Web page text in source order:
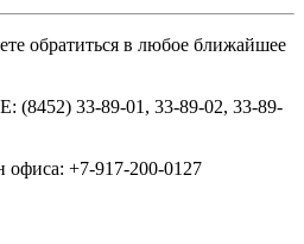
обратиться в любое ближайшее
33-89-01, 33-89-02, 33-89-
+7-917-200-0127